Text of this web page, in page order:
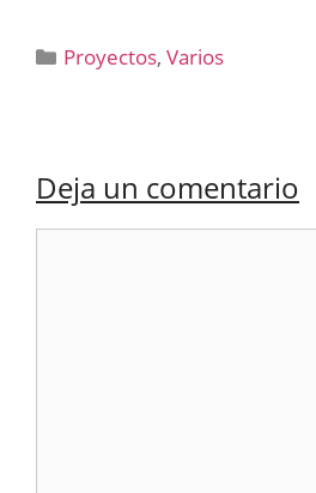
Categorías
Proyectos,Varios
Deja un comentario